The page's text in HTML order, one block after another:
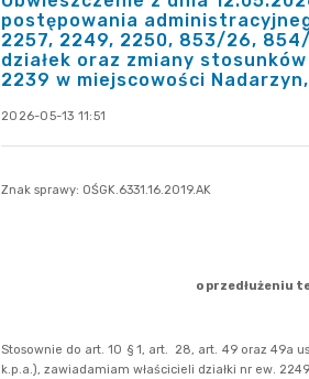
postępowania
2257, 2249, 2250, 853/26,
działek oraz zmiany
2239 w miejscowości
2026-05-13 11:51